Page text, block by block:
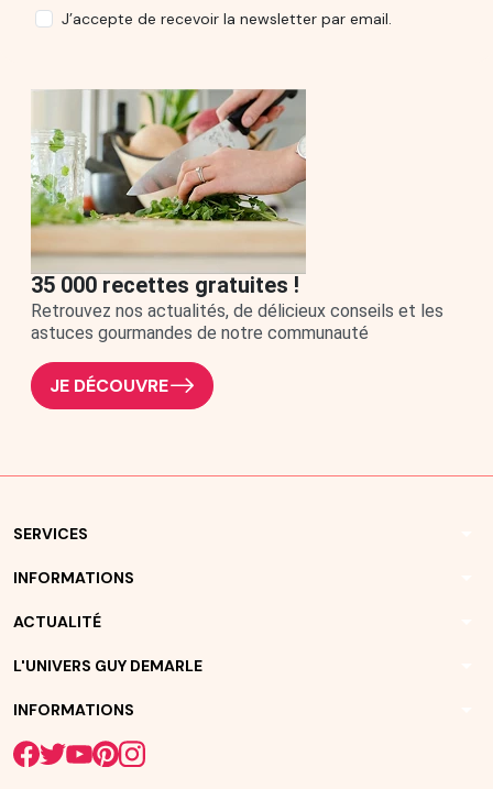
J’accepte de recevoir la newsletter par email.
35 000 recettes gratuites !
Retrouvez nos actualités, de délicieux conseils et les
astuces gourmandes de notre communauté
JE DÉCOUVRE
SERVICES
INFORMATIONS
ACTUALITÉ
L'UNIVERS GUY DEMARLE
INFORMATIONS